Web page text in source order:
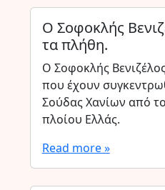
Ο Σοφοκλής
τα πλήθη.
Ο Σοφοκλής
που έχουν
Σούδας Χανίων από
πλοίου Ελλάς.
Read more »